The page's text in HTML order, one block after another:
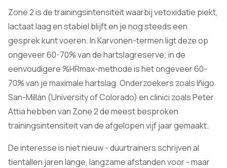
Zone 2 is de trainingsintensiteit waarbij vetoxidatie piekt,
lactaat laag en stabiel blijft en je nog steeds een
gesprek kunt voeren. In Karvonen-termen ligt deze op
ongeveer 60-70% van de hartslagreserve; in de
eenvoudigere %HRmax-methode is het ongeveer 60-
70% van je maximale hartslag. Onderzoekers zoals Iñigo
San-Millán (University of Colorado) en clinici zoals Peter
Attia hebben van Zone 2 de meest besproken
trainingsintensiteit van de afgelopen vijf jaar gemaakt.
De interesse is niet nieuw - duurtrainers schrijven al
tientallen jaren lange, langzame afstanden voor - maar